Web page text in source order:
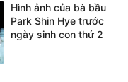
Hình ảnh của bà bầu
Park Shin Hye trước
ngày sinh con thứ 2